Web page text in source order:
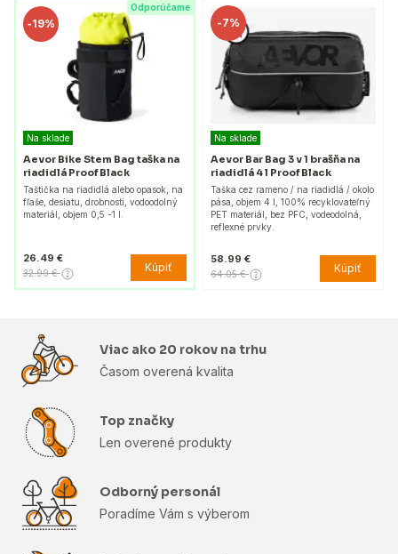
Odporúčame
-19%
Na sklade
Aevor Bike Stem Bag taška na
riadidlá Proof Black
Taštička na riadidlá alebo opasok, na
fľaše, desiatu, drobnosti, vodoodolný
materiál, objem 0,5 -1 l.
26.49 €
32.99 € Kúpiť
-7%
Na sklade
Aevor Bar Bag 3 v 1 brašňa na
riadidlá 4 l Proof Black
Taška cez rameno / na riadidlá / okolo
pása, objem 4 l, 100% recyklovateľný
PET materiál, bez PFC, vodeodolná,
reflexné prvky.
58.99 €
64.05 € Kúpiť
Viac ako 20 rokov na trhu
Časom overená kvalita
Top značky
Len overené produkty
Odborný personál
Poradíme Vám s výberom